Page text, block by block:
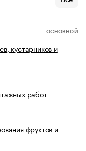
ОСНОВНОЙ
кустарников и
работ
фруктов и